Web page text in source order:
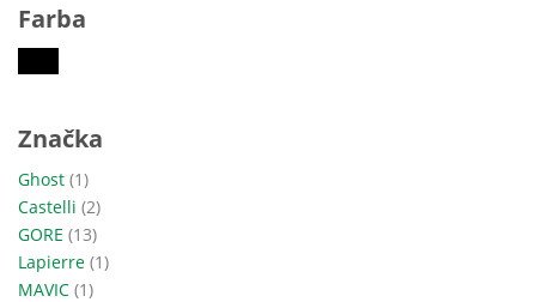
Farba
Značka
Ghost 1položka
Castelli 2položky
GORE 13položky
Lapierre 1položka
MAVIC 1položka